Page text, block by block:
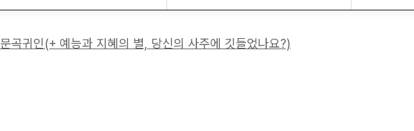
문곡귀인(+ 예능과 지혜의 별, 당신의 사주에 깃들었나요?)